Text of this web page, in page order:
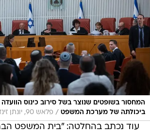
המחסור בשופטים שנוצר בשל סירוב כינוס
ביכולתה של מערכת המשפט / פלאש 90, יונתן זינדל/פלאש90
עוד נכתב בהחלטה: "בית המשפט